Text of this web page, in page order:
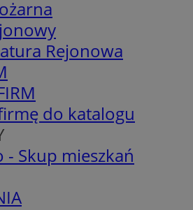
Rejonowa
do katalogu
- Skup mieszkań